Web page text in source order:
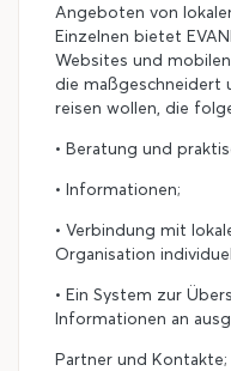
Angeboten von
Einzelnen bietet
Websites und
die maßgeschneidert
reisen wollen, die
• Beratung und
• Informationen;
• Verbindung mit
Organisation
• Ein System zur
Informationen an
Partner und Kontakte;